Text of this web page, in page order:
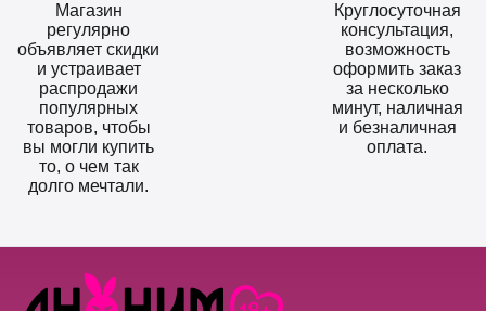
Магазин
регулярно
объявляет скидки
и устраивает
распродажи
популярных
товаров, чтобы
вы могли купить
то, о чем так
долго мечтали.
Круглосуточная
консультация,
возможность
оформить заказ
за несколько
минут, наличная
и безналичная
оплата.